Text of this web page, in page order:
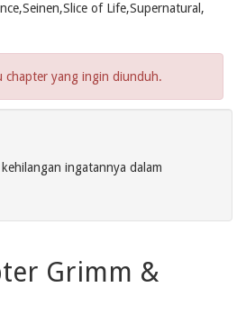
of Life,Supernatural,
chapter yang ingin diunduh.
ingatannya dalam
Grimm &